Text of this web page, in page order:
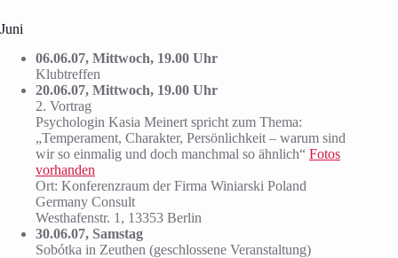
Juni
06.06.07, Mittwoch, 19.00 Uhr
Klubtreffen
20.06.07, Mittwoch, 19.00 Uhr
2. Vortrag
Psychologin Kasia Meinert spricht zum Thema:
„Temperament, Charakter, Persönlichkeit – warum sind
wir so einmalig und doch manchmal so ähnlich“ Fotos
vorhanden
Ort: Konferenzraum der Firma Winiarski Poland
Germany Consult
Westhafenstr. 1, 13353 Berlin
30.06.07, Samstag
Sobótka in Zeuthen (geschlossene Veranstaltung)